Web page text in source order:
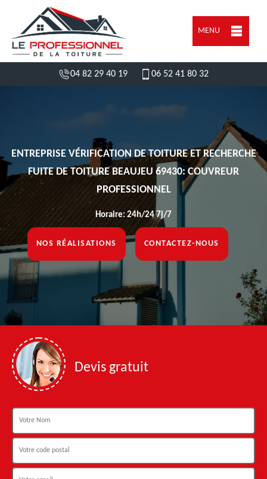
MENU
04 82 29 40 19 06 52 41 80 32
ENTREPRISE VÉRIFICATION DE TOITURE ET RECHERCHE
FUITE DE TOITURE BEAUJEU 69430: COUVREUR
PROFESSIONNEL
Horaire: 24h/24 7j/7
NOS RÉALISATIONS CONTACTEZ-NOUS
Devis gratuit